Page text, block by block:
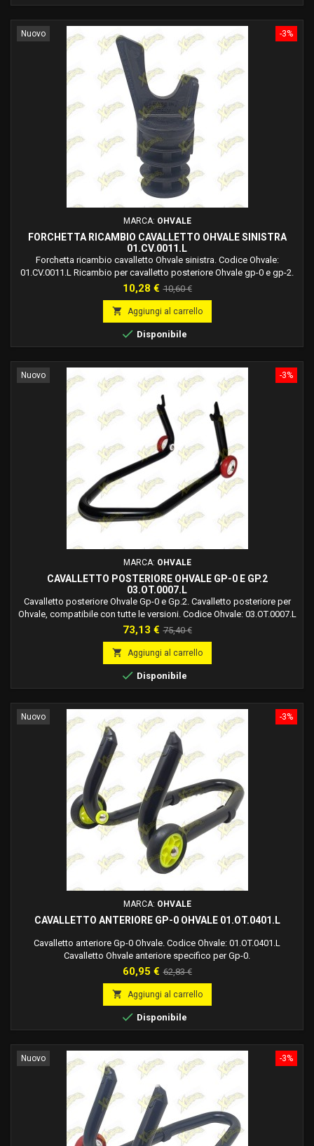
-3%
Nuovo
MARCA: OHVALE
FORCHETTA RICAMBIO CAVALLETTO OHVALE SINISTRA
01.CV.0011.L
Forchetta ricambio cavalletto Ohvale sinistra. Codice Ohvale:
01.CV.0011.L Ricambio per cavalletto posteriore Ohvale gp-0 e gp-2.
Prezzo
10,28 € Prezzo
base
10,60 €
 Aggiungi al carrello
 Disponibile
-3%
Nuovo
MARCA: OHVALE
CAVALLETTO POSTERIORE OHVALE GP-0 E GP.2
03.OT.0007.L
Cavalletto posteriore Ohvale Gp-0 e Gp.2. Cavalletto posteriore per
Ohvale, compatibile con tutte le versioni. Codice Ohvale: 03.OT.0007.L
Prezzo
73,13 € Prezzo
base
75,40 €
 Aggiungi al carrello
 Disponibile
-3%
Nuovo
MARCA: OHVALE
CAVALLETTO ANTERIORE GP-0 OHVALE 01.OT.0401.L
Cavalletto anteriore Gp-0 Ohvale. Codice Ohvale: 01.OT.0401.L
Cavalletto Ohvale anteriore specifico per Gp-0.
Prezzo
60,95 € Prezzo
base
62,83 €
 Aggiungi al carrello
 Disponibile
-3%
Nuovo